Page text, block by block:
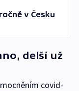
v Česku
delší už
covid-